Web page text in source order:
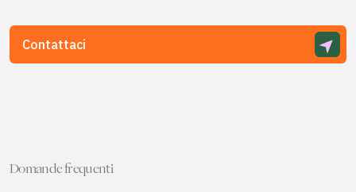
Contattaci
Domande frequenti